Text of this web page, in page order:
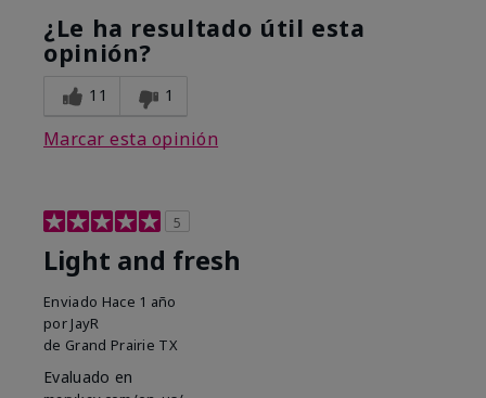
¿Le ha resultado útil esta
opinión?
11 1
Marcar esta opinión
5
Light and fresh
Enviado Hace 1 año
por JayR
de Grand Prairie TX
Evaluado en